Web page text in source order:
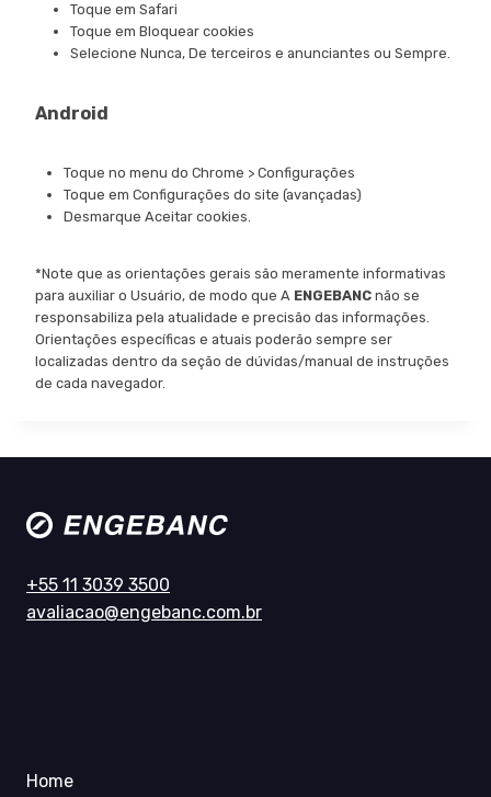
Toque em Safari
Toque em Bloquear cookies
Selecione Nunca, De terceiros e anunciantes ou Sempre.
Android
Toque no menu do Chrome > Configurações
Toque em Configurações do site (avançadas)
Desmarque Aceitar cookies.
*Note que as orientações gerais são meramente informativas
para auxiliar o Usuário, de modo que A ENGEBANC não se
responsabiliza pela atualidade e precisão das informações.
Orientações específicas e atuais poderão sempre ser
localizadas dentro da seção de dúvidas/manual de instruções
de cada navegador.
+55 11 3039 3500
avaliacao@engebanc.com.br
Home